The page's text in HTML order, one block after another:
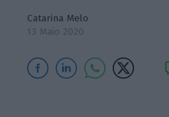
Catarina Melo
13 Maio 2020